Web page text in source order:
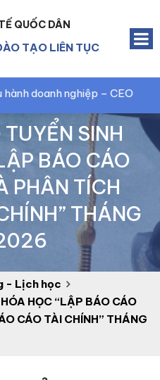
QUỐC DÂN
TẠO LIÊN TỤC
– CEO
SINH
BÁO CÁO
PHÂN TÍCH
THÁNG
- Lịch học
HỌC “LẬP BÁO CÁO
CÁO TÀI CHÍNH” THÁNG